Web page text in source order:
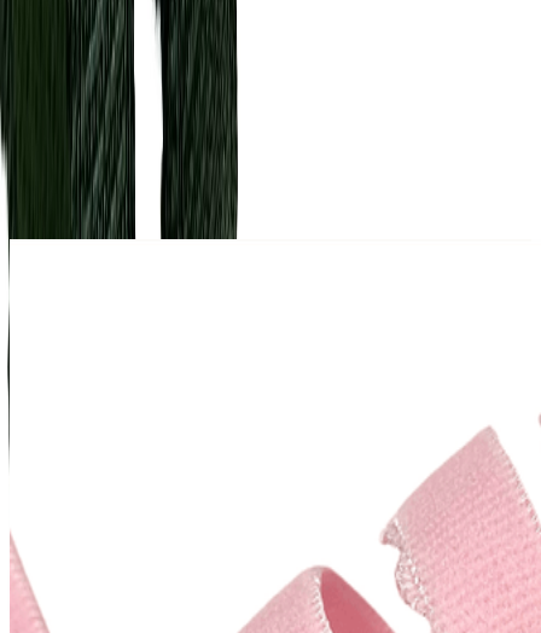
Становая отделочная резинка используется для окантовки
пояса бюстгальтера, трусиков по линии талии, а также пояса
для держателей чулок и разных декоративных элементов.
Имеет хорошую эластичность, но в то же время становая
резинка жестче, чем ажурная. Одна сторона бархатистая.
Похожие товары